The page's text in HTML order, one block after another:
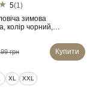
5(1)
зимова
колір чорний,
грн Купити
XL XXL